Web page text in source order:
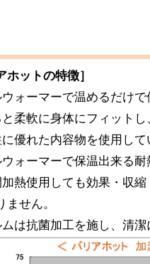
ホットの特徴］
ォーマーで温めるだけで
柔軟に身体にフィットし
優れた内容物を使用して
ォーマーで保温出来る
熱使用しても効果・収
せん。
は抗菌加工を施し、清潔